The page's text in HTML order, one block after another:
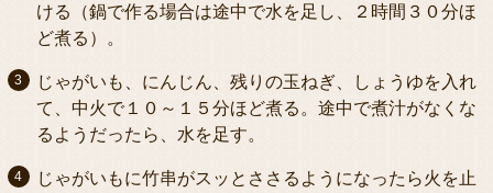
ける（鍋で作る場合は途中で水を足し、２時間３０分ほ
ど煮る）。
じゃがいも、にんじん、残りの玉ねぎ、しょうゆを入れ
て、中火で１０～１５分ほど煮る。途中で煮汁がなくな
るようだったら、水を足す。
じゃがいもに竹串がスッとささるようになったら火を止